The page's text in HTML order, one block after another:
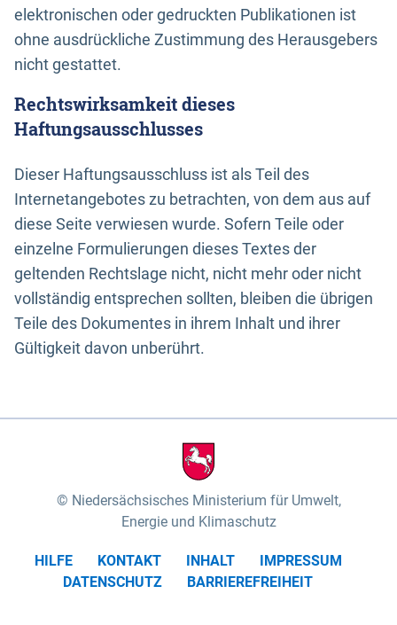
elektronischen oder gedruckten Publikationen ist
ohne ausdrückliche Zustimmung des Herausgebers
nicht gestattet.
Rechtswirksamkeit dieses
Haftungsausschlusses
Dieser Haftungsausschluss ist als Teil des
Internetangebotes zu betrachten, von dem aus auf
diese Seite verwiesen wurde. Sofern Teile oder
einzelne Formulierungen dieses Textes der
geltenden Rechtslage nicht, nicht mehr oder nicht
vollständig entsprechen sollten, bleiben die übrigen
Teile des Dokumentes in ihrem Inhalt und ihrer
Gültigkeit davon unberührt.
Niedersächsisches Ministerium für Umwelt,
Energie und Klimaschutz
HILFE KONTAKT INHALT
IMPRESSUM
DATENSCHUTZ
BARRIEREFREIHEIT